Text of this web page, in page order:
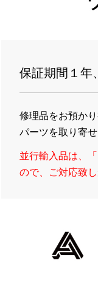
保証期間１年
修理品をお預か
パーツを取り寄
並行輸入品は、
ので、ご対応致し